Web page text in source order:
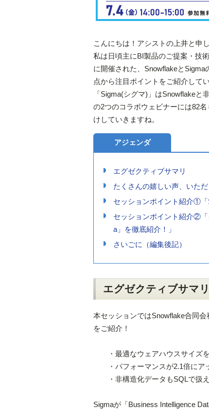
こんにちは！アシストの上井と申し
私は日頃主にBI製品のご提案・技
に開催された、Snowflakeと
点から注目ポイントをご紹介してい
「Sigma(シグマ)」はSnowflake
の2つのコラボウェビナーには82
けしていきますね。
アジェンダ
エグゼクティブサマリ
たくさんの嬉しい声、いただ
セッションポイント紹介①「
セッションポイント紹介②
a」を徹底紹介！」
さいごに（編集後記）
エグゼクティブサマリ
本セッションではSnowflake合同
をご紹介！
・最適なウェアハウスサイズを
・パフォーマンスが2.1倍にアッ
・非構造化データもSQLで扱え
Sigmaが「Business Intelligence